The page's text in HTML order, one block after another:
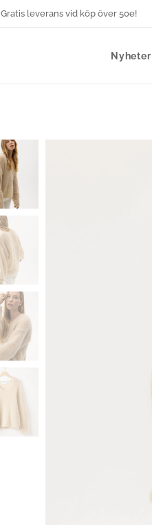
Gratis leverans vid köp över 50e!
Nyheter